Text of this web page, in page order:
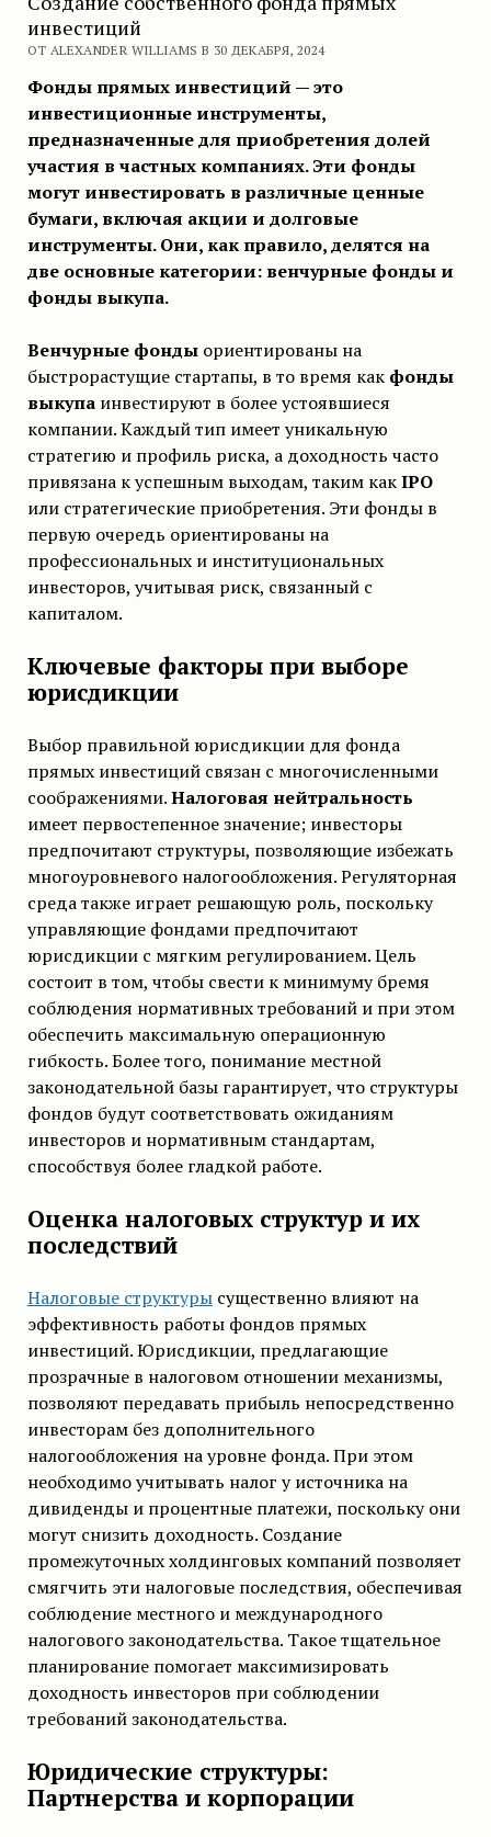
инвестиций
ОТ ALEXANDER WILLIAMS В 30 ДЕКАБРЯ, 2024
Фонды прямых инвестиций — это
инвестиционные инструменты,
предназначенные для приобретения долей
участия в частных компаниях. Эти фонды
могут инвестировать в различные ценные
бумаги, включая акции и долговые
инструменты. Они, как правило, делятся на
две основные категории: венчурные фонды и
фонды выкупа.
Венчурные фондыориентированы на
быстрорастущие стартапы, в то время как фонды
выкупаинвестируют в более устоявшиеся
компании. Каждый тип имеет уникальную
стратегию и профиль риска, а доходность часто
привязана к успешным выходам, таким какIPO
или стратегические приобретения. Эти фонды в
первую очередь ориентированы на
профессиональных и институциональных
инвесторов, учитывая риск, связанный с
капиталом.
Ключевые факторы при выборе
юрисдикции
Выбор правильной юрисдикции для фонда
прямых инвестиций связан с многочисленными
соображениями.Налоговая нейтральность
имеет первостепенное значение; инвесторы
предпочитают структуры, позволяющие избежать
многоуровневого налогообложения. Регуляторная
среда также играет решающую роль, поскольку
управляющие фондами предпочитают
юрисдикции с мягким регулированием. Цель
состоит в том, чтобы свести к минимуму бремя
соблюдения нормативных требований и при этом
обеспечить максимальную операционную
гибкость. Более того, понимание местной
законодательной базы гарантирует, что структуры
фондов будут соответствовать ожиданиям
инвесторов и нормативным стандартам,
способствуя более гладкой работе.
Оценка налоговых структур и их
последствий
Налоговые структурысущественно влияют на
эффективность работы фондов прямых
инвестиций. Юрисдикции, предлагающие
прозрачные в налоговом отношении механизмы,
позволяют передавать прибыль непосредственно
инвесторам без дополнительного
налогообложения на уровне фонда. При этом
необходимо учитывать налог у источника на
дивиденды и процентные платежи, поскольку они
могут снизить доходность. Создание
промежуточных холдинговых компаний позволяет
смягчить эти налоговые последствия, обеспечивая
соблюдение местного и международного
налогового законодательства. Такое тщательное
планирование помогает максимизировать
доходность инвесторов при соблюдении
требований законодательства.
Юридические структуры:
Партнерства и корпорации